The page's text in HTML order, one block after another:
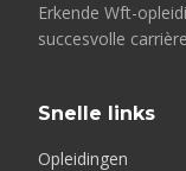
Erkende Wft-
succesvolle
Snelle links
Opleidingen